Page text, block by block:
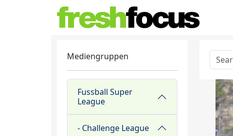
Mediengruppen
Fussball Super
League
- Challenge League